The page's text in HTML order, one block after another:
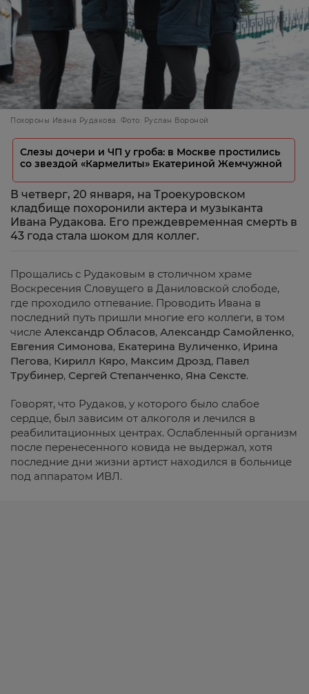
Похороны Ивана Рудакова. Фото: Руслан Вороной
Слезы дочери и ЧП у гроба: в Москве простились
со звездой «Кармелиты» Екатериной Жемчужной
В четверг, 20 января, на Троекуровском
кладбище похоронили актера и музыканта
Ивана Рудакова. Его преждевременная смерть в
43 года стала шоком для коллег.
Прощались с Рудаковым в столичном храме
Воскресения Словущего в Даниловской слободе,
где проходило отпевание. Проводить Ивана в
последний путь пришли многие его коллеги, в том
числе Александр Обласов, Александр Самойленко,
Евгения Симонова, Екатерина Вуличенко, Ирина
Пегова, Кирилл Кяро, Максим Дрозд, Павел
Трубинер, Сергей Степанченко, Яна Сексте.
Говорят, что Рудаков, у которого было слабое
сердце, был зависим от алкоголя и лечился в
реабилитационных центрах. Ослабленный организм
после перенесенного ковида не выдержал, хотя
последние дни жизни артист находился в больнице
под аппаратом ИВЛ.